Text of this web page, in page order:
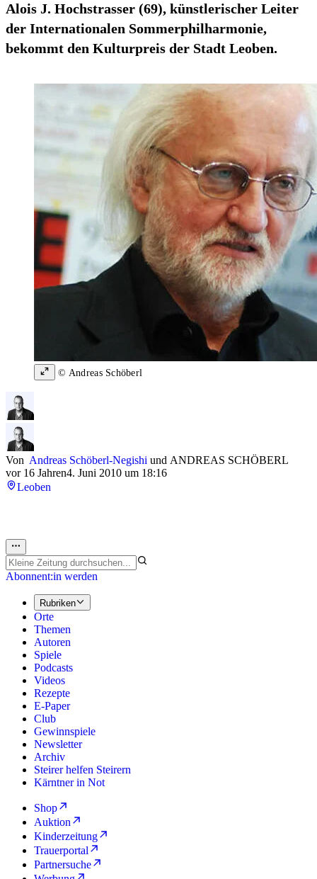
Alois J. Hochstrasser (69), künstlerischer Leiter
der Internationalen Sommerphilharmonie,
bekommt den Kulturpreis der Stadt Leoben.
© Andreas Schöberl
Von Andreas Schöberl-Negishi und ANDREAS SCHÖBERL
vor 16 Jahren4. Juni 2010 um 18:16
Leoben
Abonnent:in werden
Rubriken
Orte
Themen
Autoren
Spiele
Podcasts
Videos
Rezepte
E-Paper
Club
Gewinnspiele
Newsletter
Archiv
Steirer helfen Steirern
Kärntner in Not
Shop
Auktion
Kinderzeitung
Trauerportal
Partnersuche